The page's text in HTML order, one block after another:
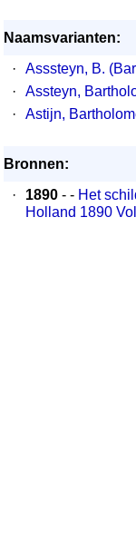
Naamsvarianten:
·
Asssteyn, B.
·
Assteyn,
·
Astijn,
Bronnen:
·
1890 - - Het
Holland 1890